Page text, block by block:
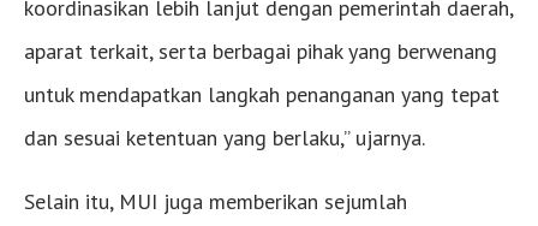
koordinasikan lebih lanjut dengan pemerintah daerah,
aparat terkait, serta berbagai pihak yang berwenang
untuk mendapatkan langkah penanganan yang tepat
dan sesuai ketentuan yang berlaku,” ujarnya.
Selain itu, MUI juga memberikan sejumlah